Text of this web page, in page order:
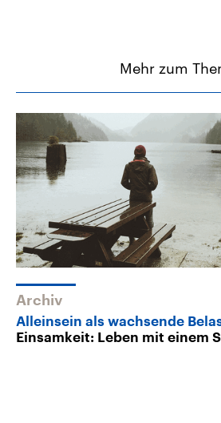
Mehr zum
Archiv
Alleinsein als wachsende
Einsamkeit: Leben mit einem